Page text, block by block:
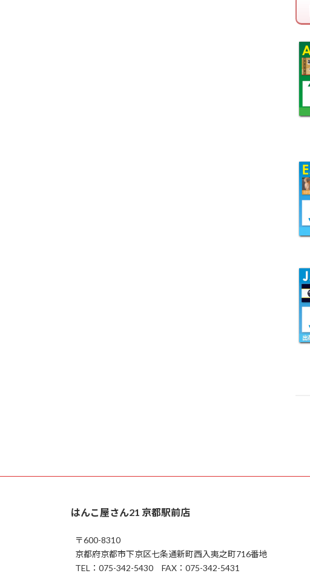
はんこ屋さん21 京都駅前店
〒600-8310
京都府京都市下京区七条通新町西入夷之町716番地
TEL：075-342-5430 FAX：075-342-5431